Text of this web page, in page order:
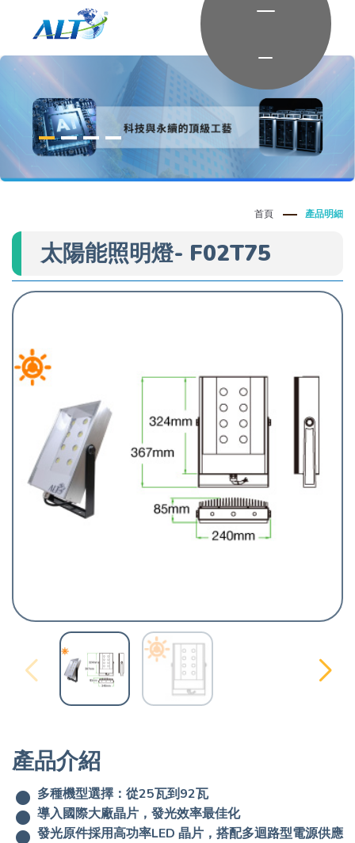
首頁 產品明細
太陽能照明燈- F02T75
產品介紹
多種機型選擇：從25瓦到92瓦
導入國際大廠晶片，發光效率最佳化
發光原件採用高功率LED 晶片，搭配多迴路型電源供應